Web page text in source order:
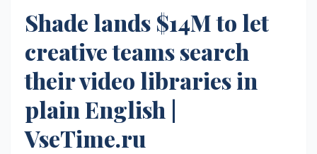
Shade lands $14M to let
creative teams search
their video libraries in
plain English |
VseTime.ru